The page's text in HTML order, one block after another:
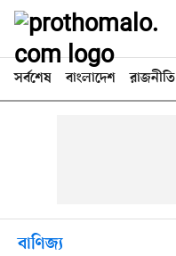
সর্বশেষ বাংলাদেশ রাজনীতি
বাণিজ্য